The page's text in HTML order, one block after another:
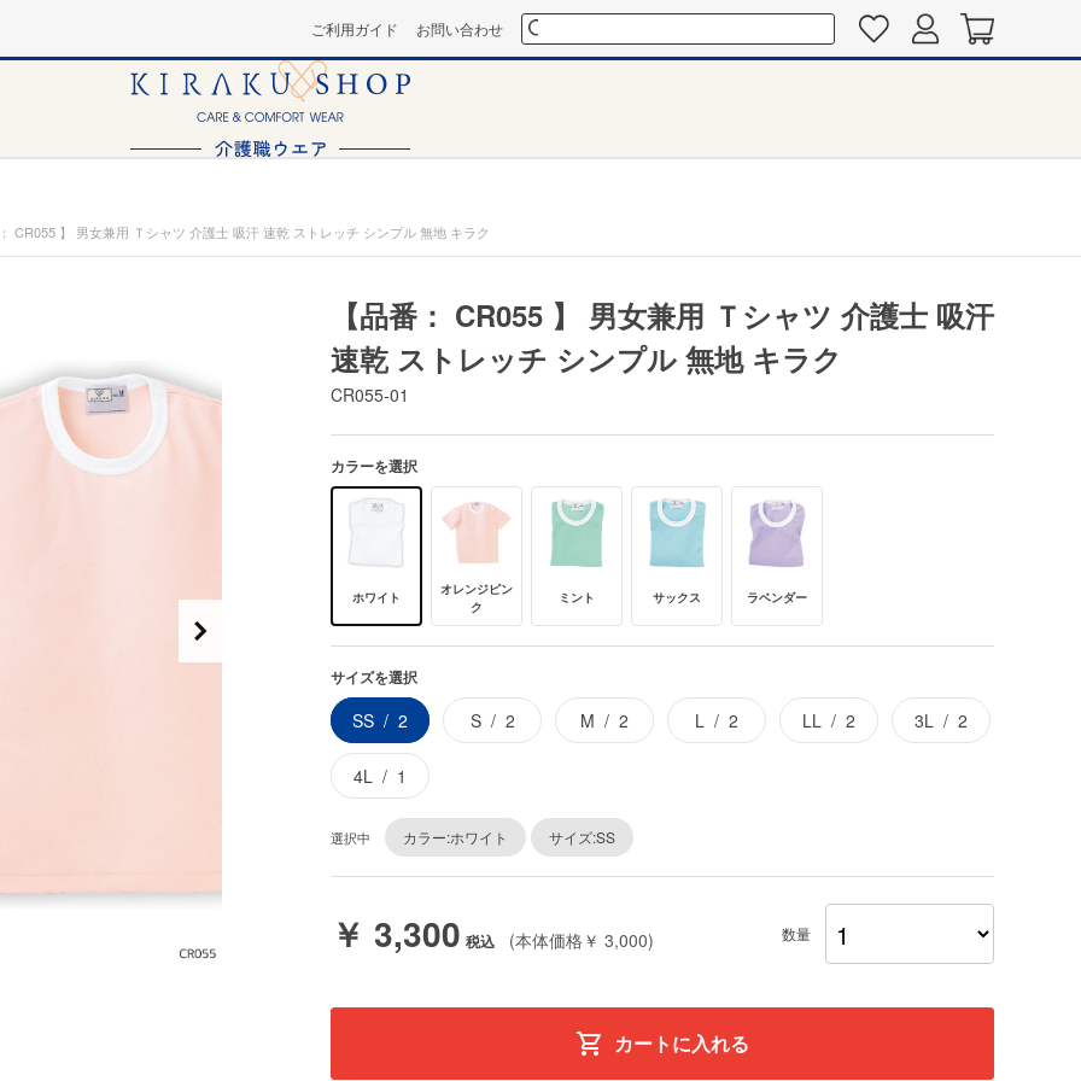
ご利用ガイド お問い合わせ
CR055 】 男女兼用 Ｔシャツ 介護士 吸汗 速乾 ストレッチ シンプル 無地 キラク
【品番： CR055 】 男女兼用 Ｔシャツ 介護士 吸汗
速乾 ストレッチ シンプル 無地 キラク
CR055-01
カラーを選択
ホワイト
オレンジピン
ク
ミント サックス ラベンダー
サイズを選択
SS 2 S 2 M 2 L 2 LL 2 3L 2
4L 1
選択中 カラー:ホワイト サイズ:SS
￥ 3,300 (本体価格￥ 3,000) 数量
カートに入れる